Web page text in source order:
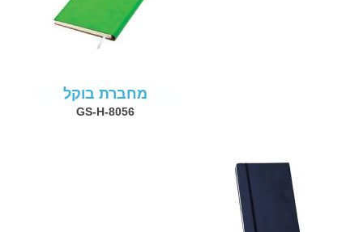
מחברת בוקל
GS-H-8056